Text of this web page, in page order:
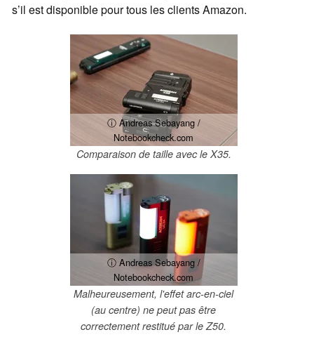
s’il est disponible pour tous les clients Amazon.
ⓘ Andreas Sebayang /
Notebookcheck.com
Comparaison de taille avec le X35.
ⓘ Andreas Sebayang /
Notebookcheck.com
Malheureusement, l'effet arc-en-ciel
(au centre) ne peut pas être
correctement restitué par le Z50.